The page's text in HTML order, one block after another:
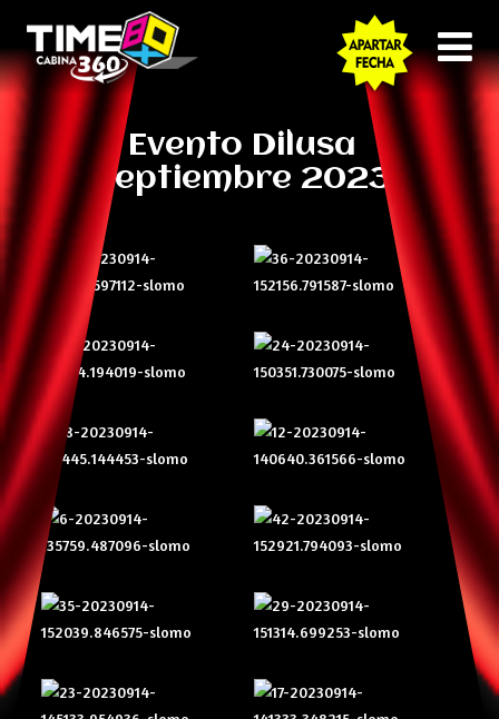
Evento Dilusa
Septiembre 2023